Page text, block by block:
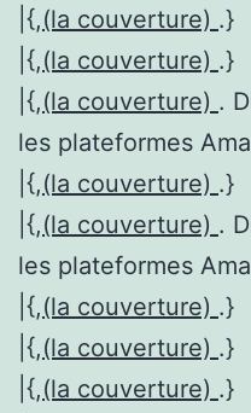
|{,(la couverture) .}
|{,(la couverture) .}
|{,(la couverture) .
les plateformes
|{,(la couverture) .}
|{,(la couverture) .
les plateformes
|{,(la couverture) .}
|{,(la couverture) .}
|{,(la couverture) .}